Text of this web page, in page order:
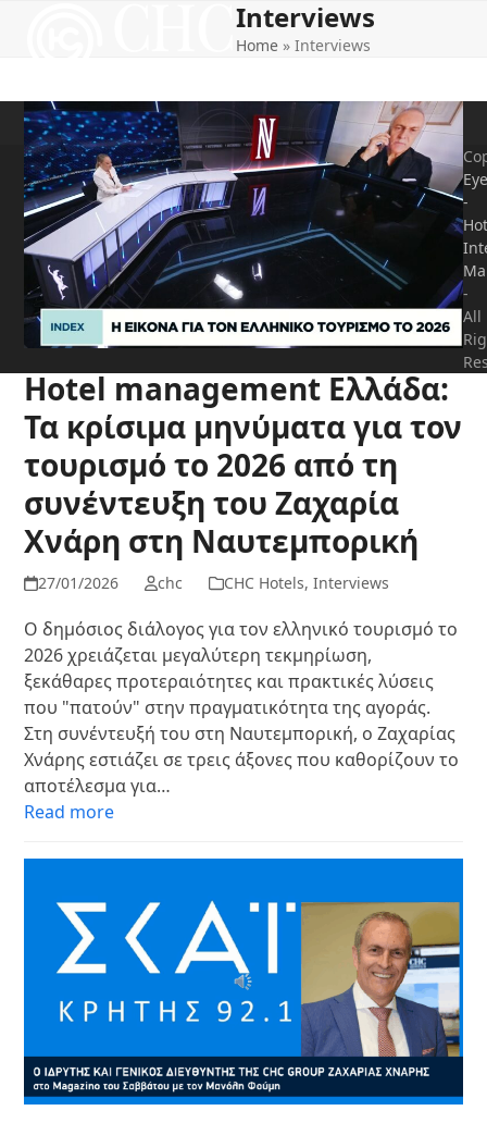
Interviews
Home »Interviews
Hotel management Ελλάδα:
Τα κρίσιμα μηνύματα για τον
τουρισμό το 2026 από τη
συνέντευξη του Ζαχαρία
Χνάρη στη Ναυτεμπορική
27/01/2026 chc CHC Hotels, Interviews
Ο δημόσιος διάλογος για τον ελληνικό τουρισμό το
2026 χρειάζεται μεγαλύτερη τεκμηρίωση,
ξεκάθαρες προτεραιότητες και πρακτικές λύσεις
που "πατούν" στην πραγματικότητα της αγοράς.
Στη συνέντευξή του στη Ναυτεμπορική, ο Ζαχαρίας
Χνάρης εστιάζει σε τρεις άξονες που καθορίζουν το
αποτέλεσμα για…
Read more
-
-
All